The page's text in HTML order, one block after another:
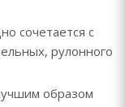
сочетается с
рулонного
образом